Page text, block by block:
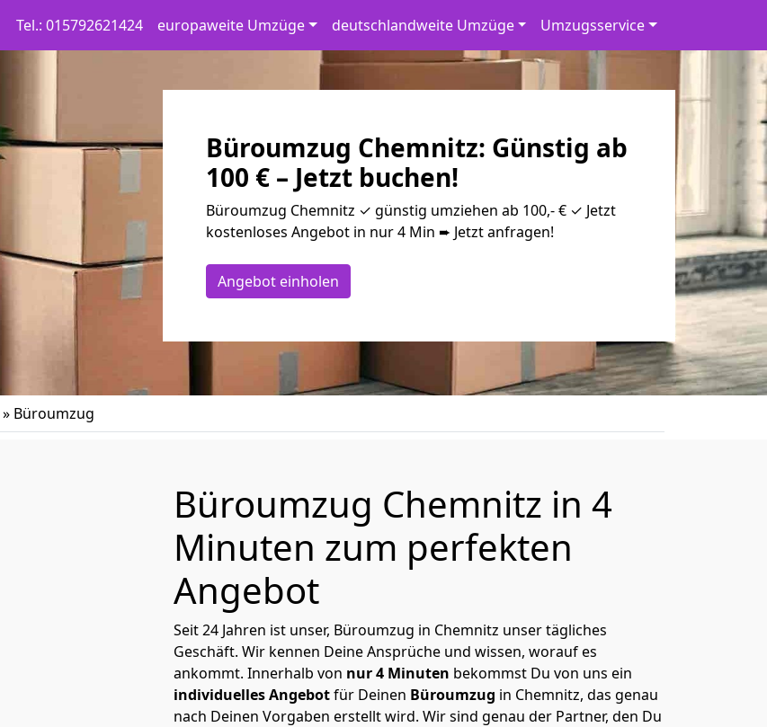
Tel.: 015792621424 europaweite Umzüge deutschlandweite Umzüge Umzugsservice
Büroumzug Chemnitz: Günstig ab
100 € – Jetzt buchen!
Büroumzug Chemnitz ✓ günstig umziehen ab 100,- € ✓ Jetzt
kostenloses Angebot in nur 4 Min ➨ Jetzt anfragen!
Angebot einholen
» Büroumzug
Büroumzug Chemnitz in 4
Minuten zum perfekten
Angebot
Seit 24 Jahren ist unser, Büroumzug in Chemnitz unser tägliches
Geschäft. Wir kennen Deine Ansprüche und wissen, worauf es
ankommt. Innerhalb von nur 4 Minuten bekommst Du von uns ein
individuelles Angebotfür Deinen Büroumzug in Chemnitz, das genau
nach Deinen Vorgaben erstellt wird. Wir sind genau der Partner, den Du